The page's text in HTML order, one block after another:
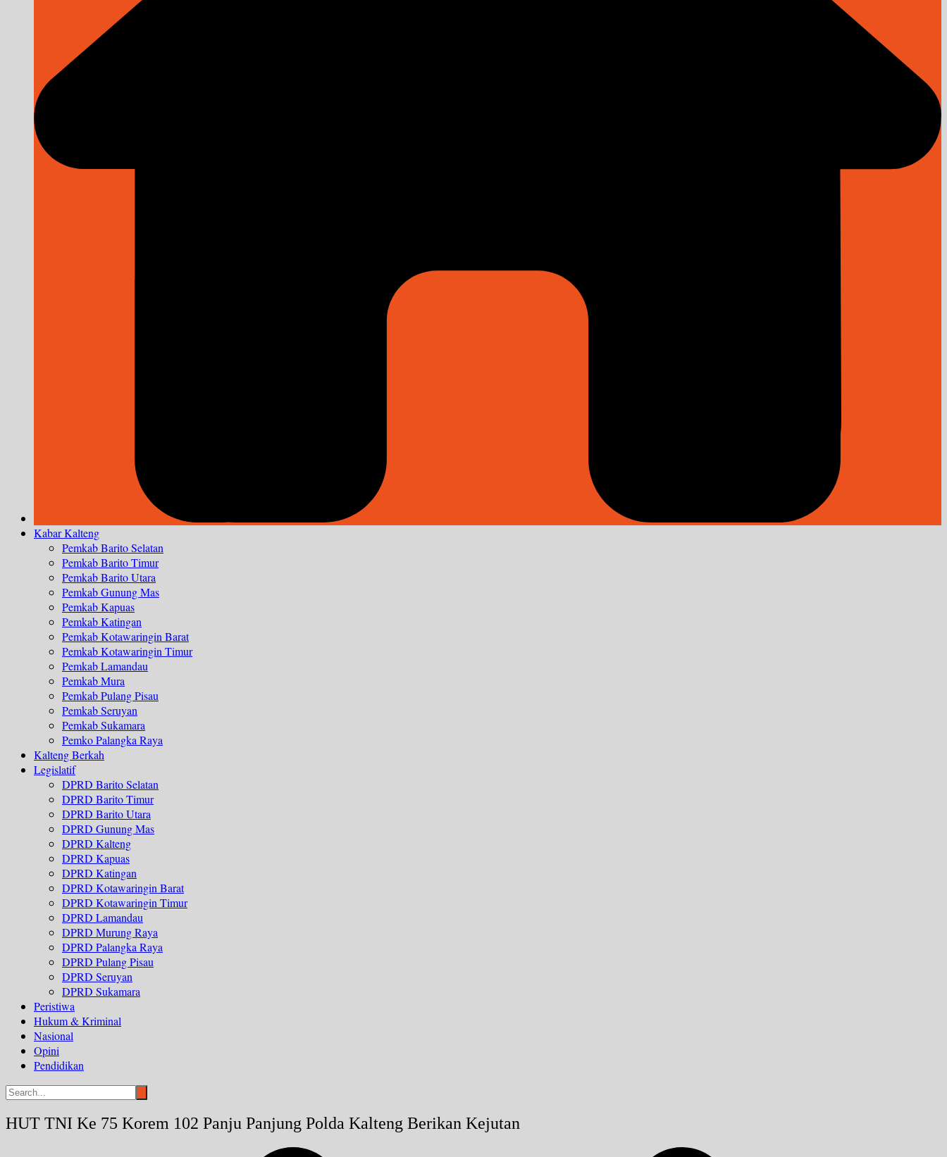
Kabar Kalteng
Pemkab Barito Selatan
Pemkab Barito Timur
Pemkab Barito Utara
Pemkab Gunung Mas
Pemkab Kapuas
Pemkab Katingan
Pemkab Kotawaringin Barat
Pemkab Kotawaringin Timur
Pemkab Lamandau
Pemkab Mura
Pemkab Pulang Pisau
Pemkab Seruyan
Pemkab Sukamara
Pemko Palangka Raya
Kalteng Berkah
Legislatif
DPRD Barito Selatan
DPRD Barito Timur
DPRD Barito Utara
DPRD Gunung Mas
DPRD Kalteng
DPRD Kapuas
DPRD Katingan
DPRD Kotawaringin Barat
DPRD Kotawaringin Timur
DPRD Lamandau
DPRD Murung Raya
DPRD Palangka Raya
DPRD Pulang Pisau
DPRD Seruyan
DPRD Sukamara
Peristiwa
Hukum & Kriminal
Nasional
Opini
Pendidikan
HUT TNI Ke 75 Korem 102 Panju Panjung Polda Kalteng Berikan Kejutan